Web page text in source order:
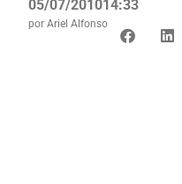
05/07/201014:33
por Ariel Alfonso